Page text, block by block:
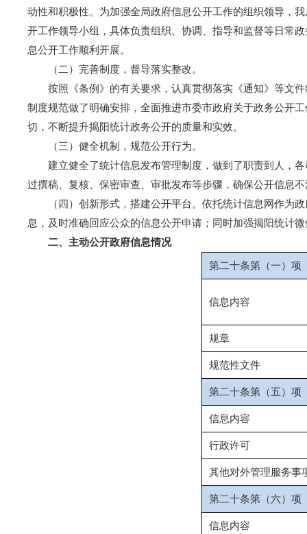
动性和积极性。为加强全局政府信息公开工作的组织领导，
开工作领导小组，具体负责组织、协调、指导和监督等日常
息公开工作顺利开展。
（二）完善制度，督导落实整改。
按照《条例》的有关要求，认真贯彻落实《通知》等文件
制度规范做了明确安排，全面推进市委市政府关于政务公开
切，不断提升揭阳统计政务公开的质量和实效。
（三）健全机制，规范公开行为。
建立健全了统计信息发布管理制度，做到了职责到人，各
过撰稿、复核、保密审查、审批发布等步骤，确保公开信息
（四）创新形式，搭建公开平台。依托统计信息网作为政
息，及时准确回应公众的信息公开申请；同时加强揭阳统计
二、主动公开政府信息情况
第二十条第（一）项
信息内容
规章
规范性文件
第二十条第（五）项
信息内容
行政许可
其他对外管理服务事
第二十条第（六）项
信息内容